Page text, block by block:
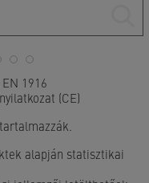
1916
(CE)
alapján statisztikai